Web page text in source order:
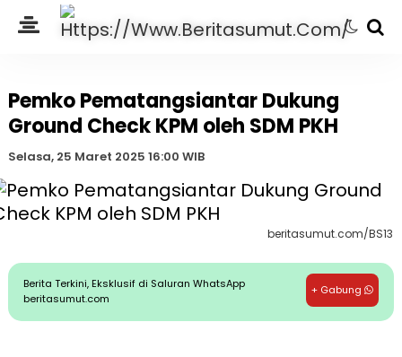
Pemko Pematangsiantar Dukung
Ground Check KPM oleh SDM PKH
Selasa, 25 Maret 2025 16:00 WIB
beritasumut.com/BS13
Berita Terkini, Eksklusif di Saluran WhatsApp
beritasumut.com
+ Gabung